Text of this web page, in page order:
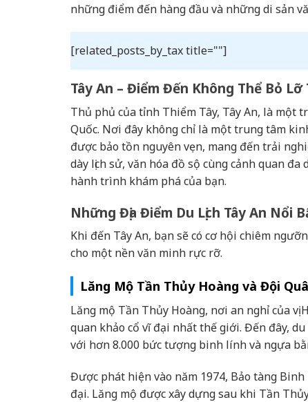
những điểm đến hàng đầu và những di sản
[related_posts_by_tax title=""]
Tây An – Điểm Đến Không Thể Bỏ
Thủ phủ của tỉnh Thiểm Tây, Tây An, là một
Quốc. Nơi đây không chỉ là một trung tâm
được bảo tồn nguyên vẹn, mang đến trải
dày lịch sử, văn hóa đồ sộ cùng cảnh quan
hành trình khám phá của bạn.
Những Địa Điểm Du Lịch Tây An Nổi
Khi đến Tây An, bạn sẽ có cơ hội chiêm
cho một nền văn minh rực rỡ.
Lăng Mộ Tần Thủy Hoàng và Đội
Lăng mộ Tần Thủy Hoàng, nơi an nghỉ của
quan khảo cổ vĩ đại nhất thế giới. Đến đây,
với hơn 8.000 bức tượng binh lính và ngựa
Được phát hiện vào năm 1974, Bảo tàng
đại. Lăng mộ được xây dựng sau khi Tần